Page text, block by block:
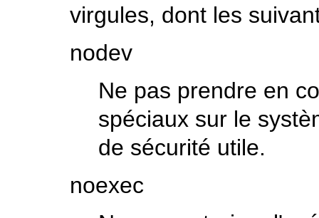
virgules, dont les
nodev
Ne pas prendre en
spéciaux sur le
de sécurité utile.
noexec